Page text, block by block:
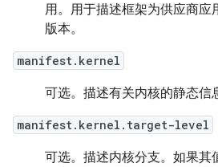
用。用于描述框架为供应商应
版本。
manifest.kernel
可选。描述有关内核的静态信
manifest.kernel.target-level
可选。描述内核分支。如果其